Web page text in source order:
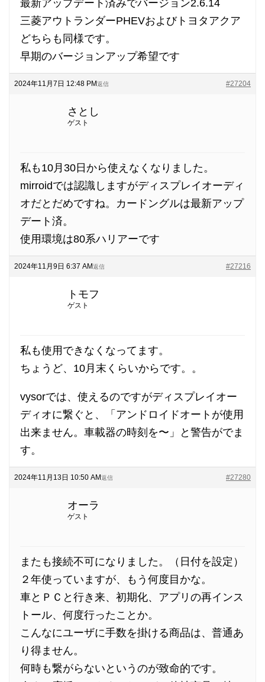
最新アップデート済みでバージョン2.6.14
三菱アウトランダーPHEVおよびトヨタアクア
どちらも同様です。
早期のバージョンアップ希望です
2024年11月7日 12:48 PM #27204
返信
さとし
ゲスト
私も10月30日から使えなくなりました。
mirroidでは認識しますがディスプレイオーディ
オだとだめですね。カードングルは最新アップ
デート済。
使用環境は80系ハリアーです
2024年11月9日 6:37 AM #27216
返信
トモフ
ゲスト
私も使用できなくなってます。
ちょうど、10月末くらいからです。。
vysorでは、使えるのですがディスプレイオー
ディオに繋ぐと、「アンドロイドオートが使用
出来ません。車載器の時刻を〜」と警告がでま
す。
2024年11月13日 10:50 AM #27280
返信
オーラ
ゲスト
またも接続不可になりました。（日付を設定）
２年使っていますが、もう何度目かな。
車とＰＣと行き来、初期化、アプリの再インス
トール、何度行ったことか。
こんなにユーザに手数を掛ける商品は、普通あ
り得ません。
何時も繋がらないというのが致命的です。